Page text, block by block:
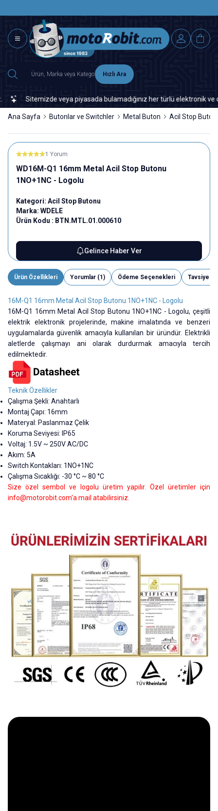
Hızlı Ara
Sitemizde veya piyasada bulamadığınız her türlü elektronik ve
Ana Sayfa Butonlar ve Switchler Metal Buton Acil Stop
1 Yorum
WD16M-Q1 16mm Metal Acil Stop Butonu
1NO+1NC - Logolu
Kategori: Acil Stop Butonu
Marka: WDELE
Ürün Kodu : BTN.MTL.01.000610
Gelince Haber Ver
Ürün Özellikleri Yorumlar (1) Ödeme Seçenekleri Tavsiye Et
16M-Q1 16mm Metal Acil Stop Butonu 1NO+1NC - Logolu
16M-Q1 16mm Metal Acil Stop Butonu 1NO+1NC - Logolu, çeşitli
elektrik elektronik projelerinde, makine imalatında ve benzeri
uygulamalarda güvenlik amacıyla kullanılan bir üründür. Elektrikli
aletlerde çalışmayı ani olarak durdurmak amacıyla tercih
edilmektedir.
Teknik Özellikler
Çalışma Şekli: Anahtarlı
Montaj Çapı: 16mm
Materyal: Paslanmaz Çelik
Koruma Seviyesi: IP65
Voltaj: 1.5V ~ 250V AC/DC
Akım: 5A
Switch Kontakları: 1NO+1NC
Çalışma Sıcaklığı: -30 °C ~ 80 °C
Size özel sembol ve logolu üretim yapılır. Özel üretimler için
info@motorobit.com'a mail atabilirsiniz.